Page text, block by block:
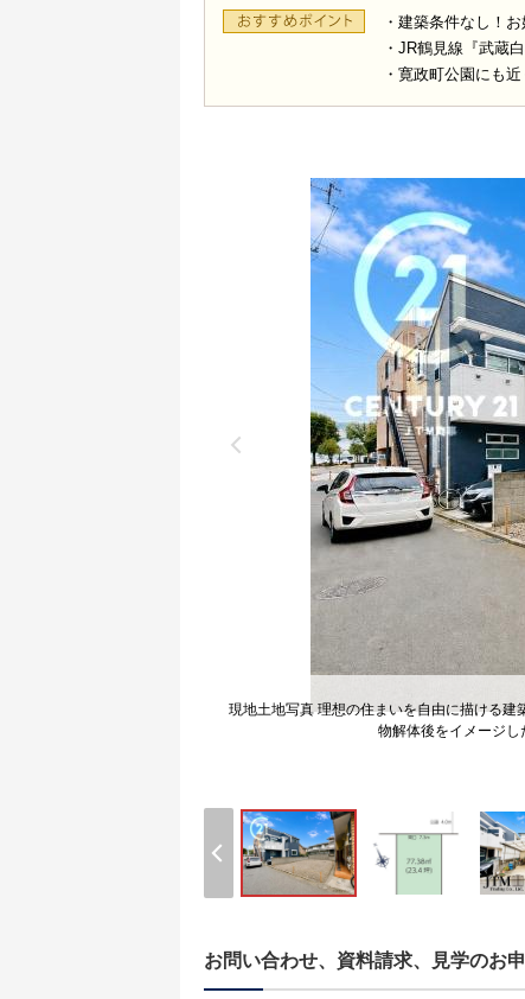
・建築条件なし！
・JR鶴見線『武蔵
・寛政町公園にも
現地土地写真 理想の住まいを自由に描ける
物解体後をイメージし
お問い合わせ、資料請求、見学のお